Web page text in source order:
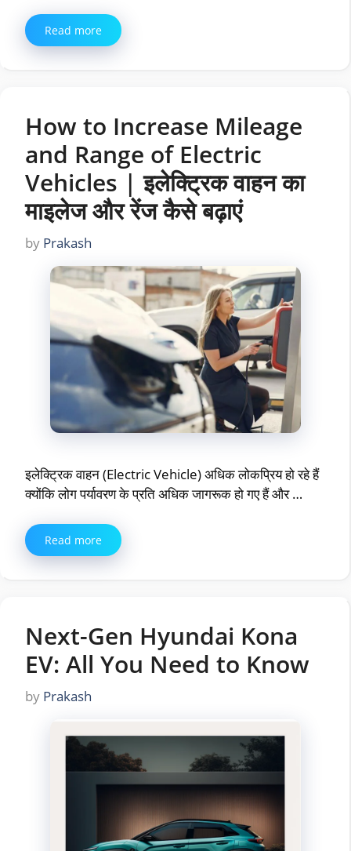
Read more
How to Increase Mileage
and Range of Electric
Vehicles | इलेक्ट्रिक वाहन का
माइलेज और रेंज कैसे बढ़ाएं
by Prakash
इलेक्ट्रिक वाहन (Electric Vehicle) अधिक लोकप्रिय हो रहे हैं
क्योंकि लोग पर्यावरण के प्रति अधिक जागरूक हो गए हैं और …
Read more
Next-Gen Hyundai Kona
EV: All You Need to Know
by Prakash